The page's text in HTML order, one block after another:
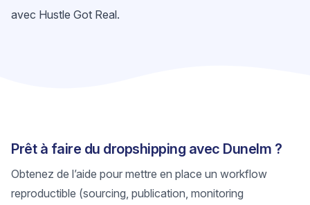
avec Hustle Got Real.
Prêt à faire du dropshipping avec Dunelm ?
Obtenez de l’aide pour mettre en place un workflow
reproductible (sourcing, publication, monitoring